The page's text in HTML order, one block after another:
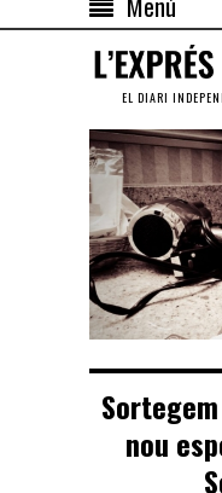
EL DIARI
nou